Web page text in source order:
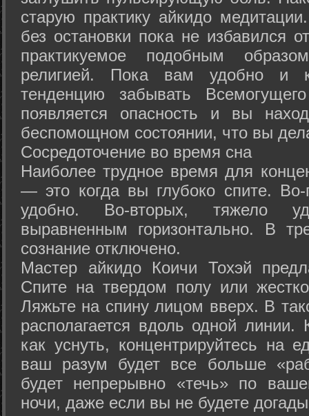
старую практику айкидо
без остановки пока не избавился
практикуемое подобным
религией. Пока вам удобно и
тенденцию забывать
появляется опасность и вы
беспомощном состоянии, что вы
Сосредоточение во время сна
Наиболее трудное время для
— это когда вы глубоко спите.
удобно. Во-вторых, тяжело
выравненным горизонтально. В
сознание отключено.
Мастер айкидо Коичи Тохэй
Спите на твердом полу или
Ляжьте на спину лицом вверх. В
располагается вдоль одной
как уснуть, концентрируйтесь на
ваш разум будет все больше
будет непрерывно «течь» по
ночи, даже если вы не будете